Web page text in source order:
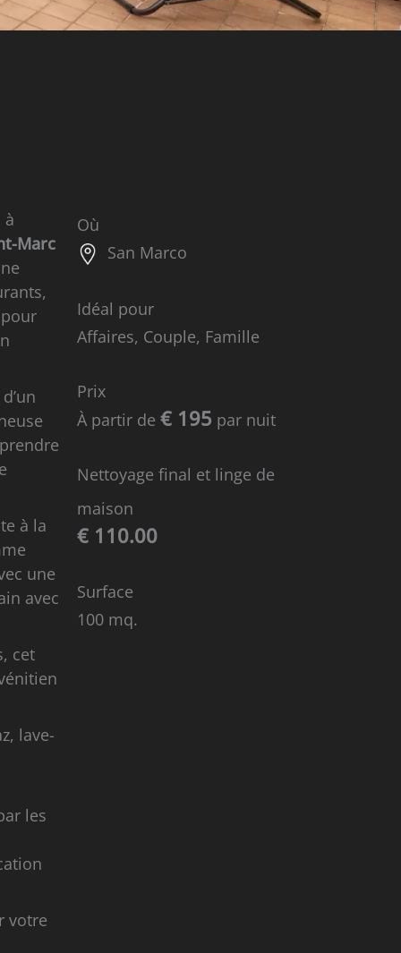
à
Marc
d’un
à la
une
avec
cet
lave-
les
votre
Où
San Marco
Idéal pour
Affaires, Couple, Famille
Prix
À partir de € 195 par nuit
Nettoyage final et linge de
maison
€ 110.00
Surface
100 mq.